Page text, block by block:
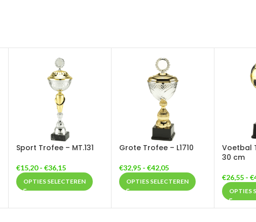
Sport Trofee – MT.131
€15,20 - €36,15
OPTIES SELECTEREN
Grote Trofee – L1710
€32,95 - €42,05
OPTIES SELECTEREN
Voetbal
30 cm
€26,55 - €
OPTIES